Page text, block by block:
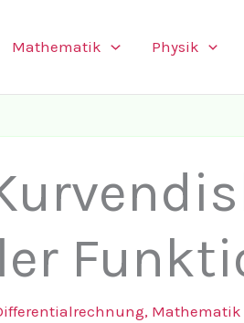
Mathematik Physik
, Mathematik